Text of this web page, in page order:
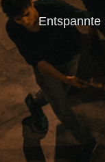
Entspannte